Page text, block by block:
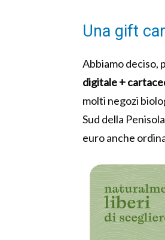
Una gift
Abbiamo deciso,
digitale +
molti negozi
Sud della
euro anche